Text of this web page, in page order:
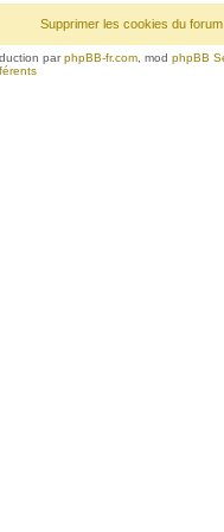
Supprimer les cookies du forum
parphpBB-fr.com , mod phpBB